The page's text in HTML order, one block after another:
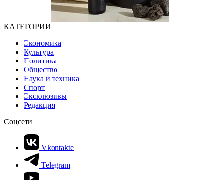
КАТЕГОРИИ
Экономика
Культура
Политика
Общество
Наука и техника
Спорт
Эксклюзивы
Редакция
Соцсети
Vkontakte
Telegram